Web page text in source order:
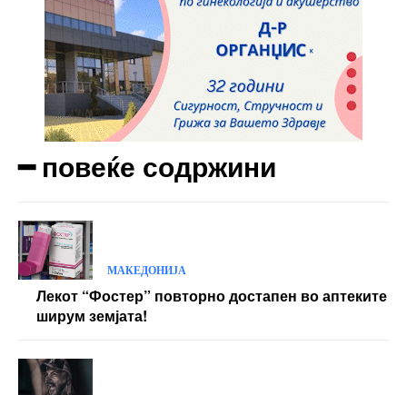
━ повеќе содржини
МАКЕДОНИЈА
Лекот “Фостер” повторно достапен во аптеките
ширум земјата!